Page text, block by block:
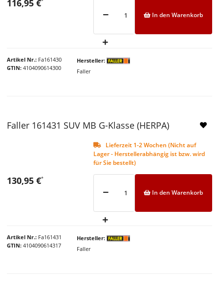
Artikel Nr. Fa161430
GTIN 4104090614300
Hersteller
Faller
116,95 €
In den Warenkorb
Faller 161431 SUV MB G-Klasse (HERPA)
Lieferzeit 1-2 Wochen (Nicht auf
Lager - Herstellerabhängig ist bzw. wird
für Sie bestellt)
Artikel Nr. Fa161431
GTIN 4104090614317
Hersteller
Faller
130,95 €*
In den Warenkorb